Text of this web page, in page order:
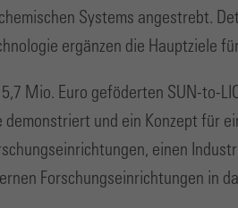
Systems angestrebt.
ergänzen die Hauptziele
Mio. Euro geföderten SUN-to-
und ein Konzept für
einen
Forschungseinrichtungen in